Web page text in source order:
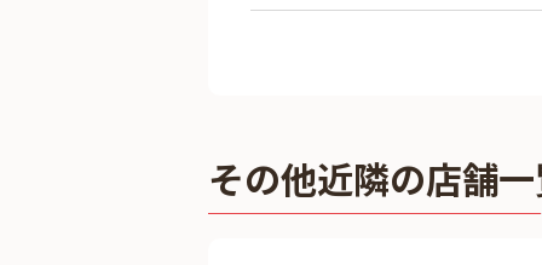
その他近隣の店舗